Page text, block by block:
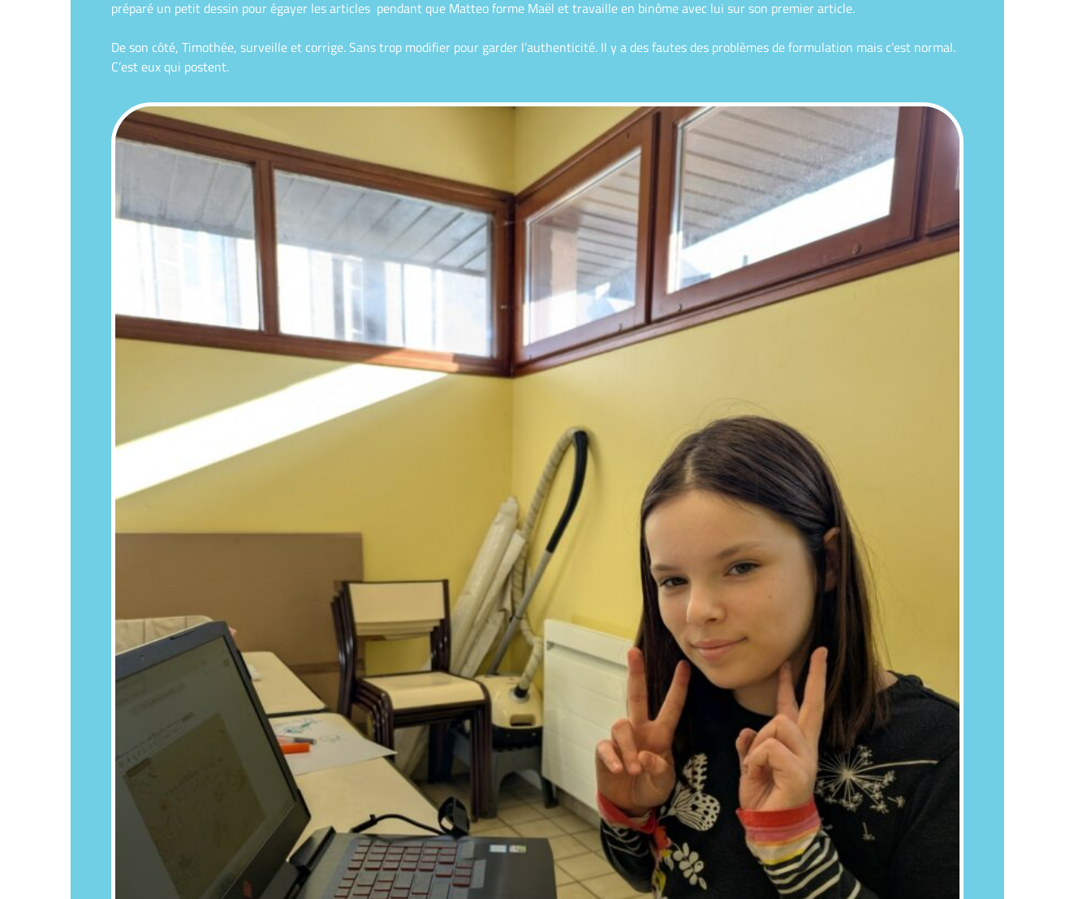
préparé un petit dessin pour égayer les articles pendant que Matteo forme Maël et travaille en binôme avec lui sur son premier article.
De son côté, Timothée, surveille et corrige. Sans trop modifier pour garder l’authenticité. Il y a des fautes des problèmes de formulation mais c’est normal.
C’est eux qui postent.